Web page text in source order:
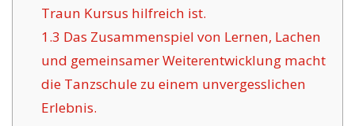
Traun Kursus hilfreich ist.
1.3 Das Zusammenspiel von Lernen, Lachen
und gemeinsamer Weiterentwicklung macht
die Tanzschule zu einem unvergesslichen
Erlebnis.